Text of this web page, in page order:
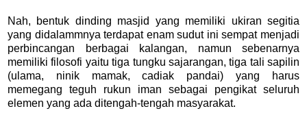
Nah, bentuk dinding masjid yang memiliki ukiran segitia
yang didalammnya terdapat enam sudut ini sempat menjadi
perbincangan berbagai kalangan, namun sebenarnya
memiliki filosofi yaitu tiga tungku sajarangan, tiga tali sapilin
(ulama, ninik mamak, cadiak pandai) yang harus
memegang teguh rukun iman sebagai pengikat seluruh
elemen yang ada ditengah-tengah masyarakat.